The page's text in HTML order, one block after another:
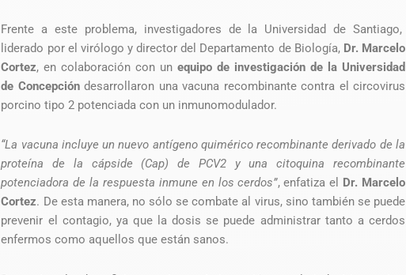
Frente a este problema, investigadores de la Universidad de Santiago,
liderado por el virólogo y director del Departamento de Biología, Dr. Marcelo
Cortez, en colaboración con unequipo de investigación de la Universidad
de Concepcióndesarrollaron una vacuna recombinante contra el circovirus
porcino tipo 2 potenciada con un inmunomodulador.
“La vacuna incluye un nuevo antígeno quimérico recombinante derivado de la
proteína de la cápside (Cap) de PCV2 y una citoquina recombinante
potenciadora de la respuesta inmune en los cerdos”, enfatiza el Dr. Marcelo
Cortez. De esta manera, no sólo se combate al virus, sino también se puede
prevenir el contagio, ya que la dosis se puede administrar tanto a cerdos
enfermos como aquellos que están sanos.